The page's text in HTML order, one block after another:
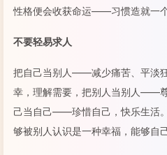
性格便会收获命运——习惯造就一个
不要轻易求人
把自己当别人——减少痛苦、平淡
幸，理解需要，把别人当别人——
己当自己——珍惜自己，快乐生活
够被别人认识是一种幸福，能够自